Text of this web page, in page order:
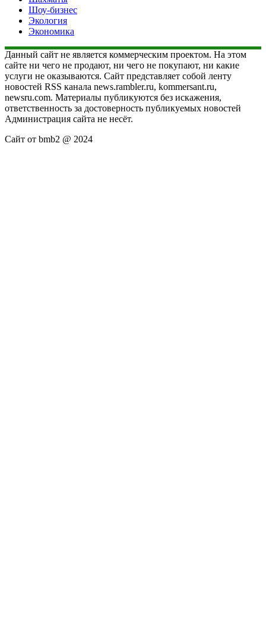
Шоу-бизнес
Экология
Экономика
Данный сайт не является коммерческим проектом. На этом
сайте ни чего не продают, ни чего не покупают, ни какие
услуги не оказываются. Сайт представляет собой ленту
новостей RSS канала news.rambler.ru, kommersant.ru,
newsru.com. Материалы публикуются без искажения,
ответственность за достоверность публикуемых новостей
Администрация сайта не несёт.
Сайт от bmb2 @ 2024